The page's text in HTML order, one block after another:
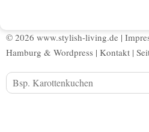
© 2026 www.stylish-living.de |
Hamburg & Wordpress | Kontakt |